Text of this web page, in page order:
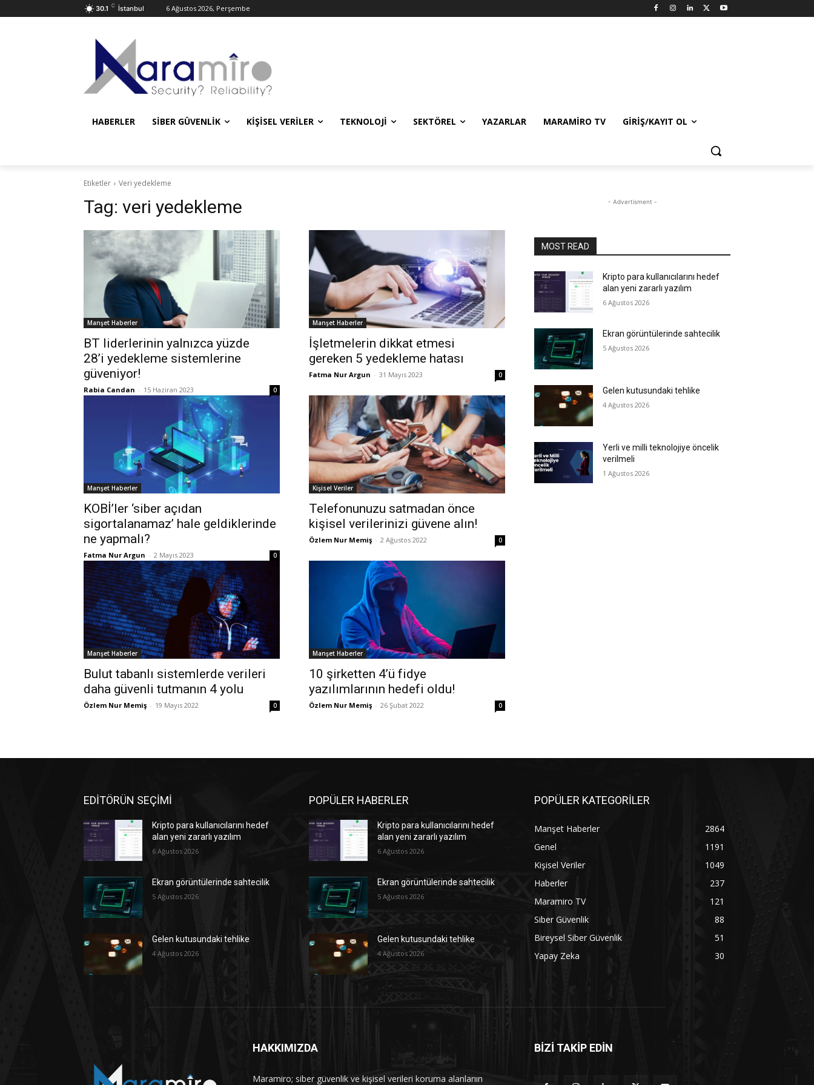
30.1 C İstanbul 6 Ağustos 2026, Perşembe
HABERLER SIBER GÜVENLIK KIŞISEL VERILER TEKNOLOJI SEKTÖREL YAZARLAR MARAMIRO TV GIRIŞ/KAYIT OL
Etiketler Veri yedekleme
Tag: veri yedekleme
Manşet Haberler
BT liderlerinin yalnızca yüzde
28’i yedekleme sistemlerine
güveniyor!
Rabia Candan - 15 Haziran 2023 0
Manşet Haberler
İşletmelerin dikkat etmesi
gereken 5 yedekleme hatası
Fatma Nur Argun - 31 Mayıs 2023 0
Manşet Haberler
KOBİ’ler ‘siber açıdan
sigortalanamaz’ hale geldiklerinde
ne yapmalı?
Fatma Nur Argun - 2 Mayıs 2023 0
Kişisel Veriler
Telefonunuzu satmadan önce
kişisel verilerinizi güvene alın!
Özlem Nur Memiş - 2 Ağustos 2022 0
Manşet Haberler
Bulut tabanlı sistemlerde verileri
daha güvenli tutmanın 4 yolu
Özlem Nur Memiş - 19 Mayıs 2022 0
Manşet Haberler
10 şirketten 4’ü fidye
yazılımlarının hedefi oldu!
Özlem Nur Memiş - 26 Şubat 2022 0
- Advertisment -
MOST READ
Kripto para kullanıcılarını hedef
alan yeni zararlı yazılım
6 Ağustos 2026
Ekran görüntülerinde sahtecilik
5 Ağustos 2026
Gelen kutusundaki tehlike
4 Ağustos 2026
Yerli ve milli teknolojiye öncelik
verilmeli
1 Ağustos 2026
EDİTÖRÜN SEÇİMİ
Kripto para kullanıcılarını hedef
alan yeni zararlı yazılım
6 Ağustos 2026
Ekran görüntülerinde sahtecilik
5 Ağustos 2026
Gelen kutusundaki tehlike
4 Ağustos 2026
POPÜLER HABERLER
Kripto para kullanıcılarını hedef
alan yeni zararlı yazılım
6 Ağustos 2026
Ekran görüntülerinde sahtecilik
5 Ağustos 2026
Gelen kutusundaki tehlike
4 Ağustos 2026
POPÜLER KATEGORİLER
Manşet Haberler
2864
Genel
1191
Kişisel Veriler
1049
Haberler
237
Maramiro TV
121
Siber Güvenlik
88
Bireysel Siber Güvenlik
51
Yapay Zeka
30
HAKKIMIZDA
Maramiro; siber güvenlik ve kişisel verileri koruma alanlarıın
BİZİ TAKİP EDİN